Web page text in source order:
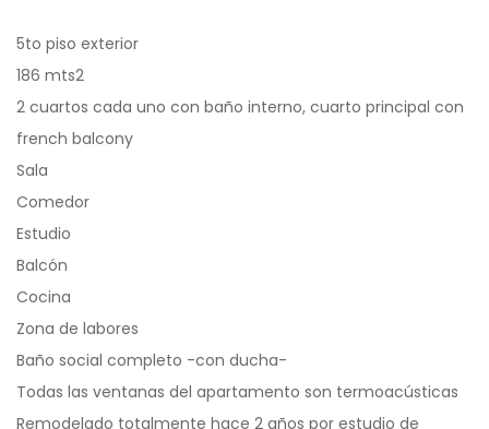
5to piso exterior
186 mts2
2 cuartos cada uno con baño interno, cuarto principal con
french balcony
Sala
Comedor
Estudio
Balcón
Cocina
Zona de labores
Baño social completo -con ducha-
Todas las ventanas del apartamento son termoacústicas
Remodelado totalmente hace 2 años por estudio de